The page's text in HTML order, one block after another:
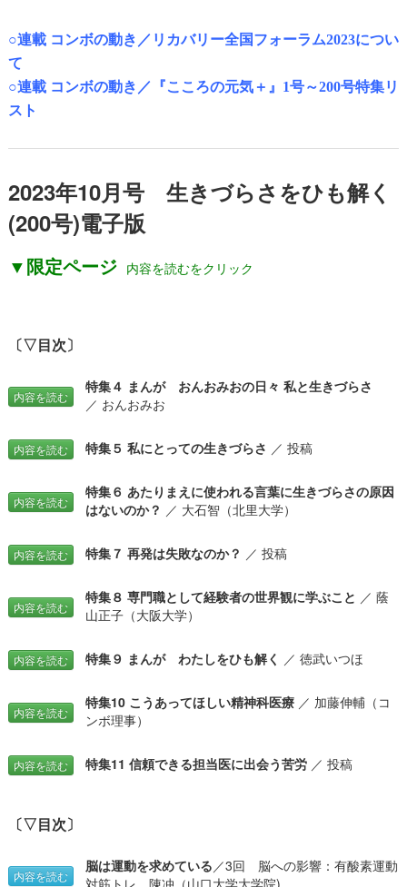
○連載 コンボの動き／ リカバリー全国フォーラム2023につい
て
○連載 コンボの動き／『こころの元気＋』1号～200号特集リ
スト